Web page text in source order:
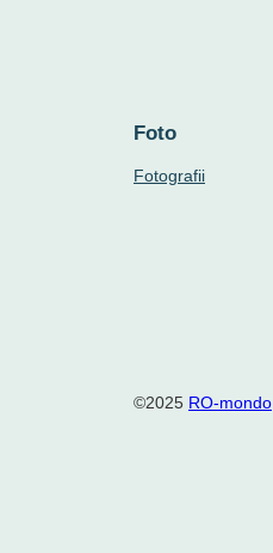
Foto
Fotografii
©2025 RO-mondo